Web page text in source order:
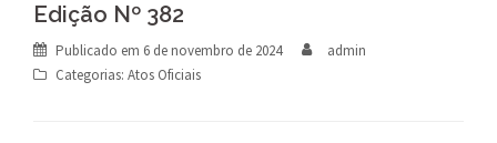
Edição Nº 382
Publicado em 6 de novembro de 2024
admin
Categorias: Atos Oficiais